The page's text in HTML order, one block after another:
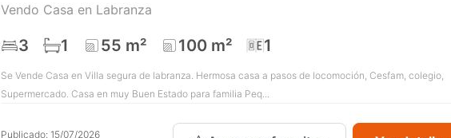
Vendo Casa en Labranza
3 1 55 m² 100 m² 1
Se Vende Casa en Villa segura de labranza. Hermosa casa a pasos de locomoción, Cesfam, colegio,
Supermercado. Casa en muy Buen Estado para familia Peq...
Publicado: 15/07/2026